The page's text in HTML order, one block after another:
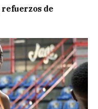
refuerzos de